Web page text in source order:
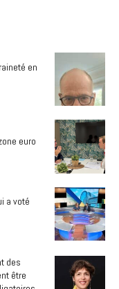
en
euro
a voté
des
être